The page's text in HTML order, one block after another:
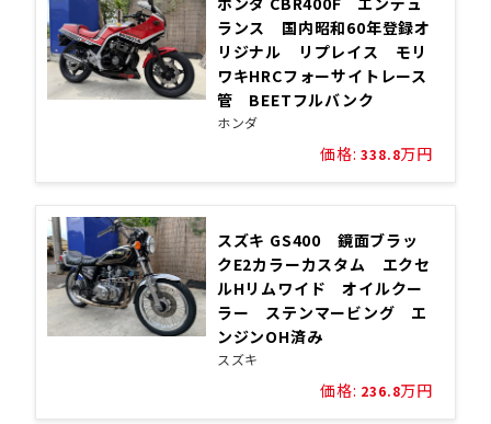
ランス 国内昭和60年登録オ
リジナル リプレイス モリ
ワキHRCフォーサイトレース
管 BEETフルバンク
ホンダ
価格: 338.8万円
スズキ GS400 鏡面ブラッ
クE2カラーカスタム エクセ
ルHリムワイド オイルクー
ラー ステンマービング エ
ンジンOH済み
スズキ
価格: 236.8万円